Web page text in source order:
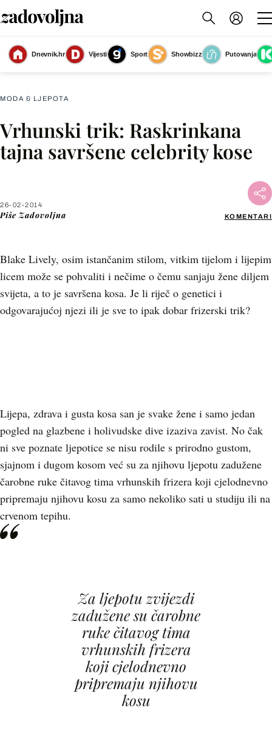
Dnevnik.hr Vijesti Sport Showbizz
Putovanja
Slika nije dostupna
MODA & LJEPOTA
Vrhunski trik: Raskrinkana
tajna savršene celebrity kose
26-02-2014
Piše Zadovoljna KOMENTARI
Blake Lively, osim istančanim stilom, vitkim tijelom i lijepim
licem može se pohvaliti i nečime o čemu sanjaju žene diljem
svijeta, a to je savršena kosa. Je li riječ o genetici i
odgovarajućoj njezi ili je sve to ipak dobar frizerski trik?
Facebook
Lijepa, zdrava i gusta kosa san je svake žene i samo jedan
pogled na glazbene i holivudske dive izaziva zavist. No čak
ni sve poznate ljepotice se nisu rodile s prirodno gustom,
sjajnom i dugom kosom već su za njihovu ljepotu zadužene
čarobne ruke čitavog tima vrhunskih frizera koji cjelodnevno
pripremaju njihovu kosu za samo nekoliko sati u studiju ili na
crvenom tepihu.
Za ljepotu zvijezdi
zadužene su čarobne
ruke čitavog tima
vrhunskih frizera
koji cjelodnevno
pripremaju njihovu
kosu